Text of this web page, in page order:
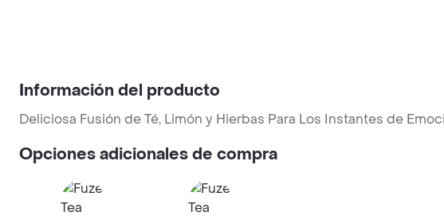
Información del producto
Deliciosa Fusión de Té, Limón y Hierbas Para Los Instantes de
Opciones adicionales de compra